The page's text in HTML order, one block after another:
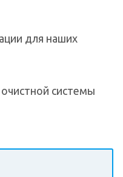
для наших
системы